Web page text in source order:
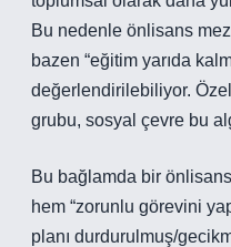
Bu nedenle önlisans
bazen “eğitim yarıda
değerlendirilebiliyor.
grubu, sosyal çevre bu
Bu bağlamda bir
hem “zorunlu görevini
planı durdurulmuş/